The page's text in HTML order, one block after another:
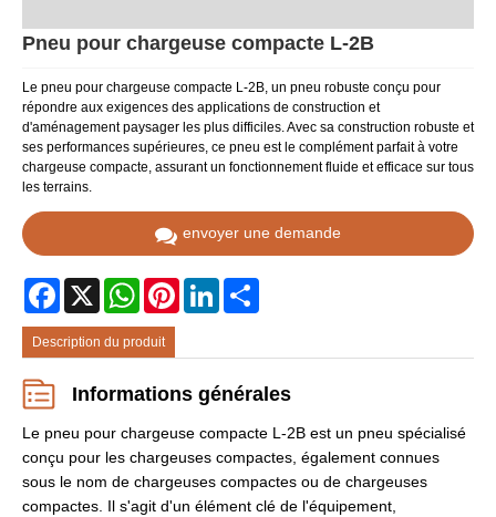
Pneu pour chargeuse compacte L-2B
Le pneu pour chargeuse compacte L-2B, un pneu robuste conçu pour
répondre aux exigences des applications de construction et
d'aménagement paysager les plus difficiles. Avec sa construction robuste et
ses performances supérieures, ce pneu est le complément parfait à votre
chargeuse compacte, assurant un fonctionnement fluide et efficace sur tous
les terrains.
envoyer une demande
Facebook
X WhatsAppPinterestLinkedIn
Description du produit
Informations générales
Le pneu pour chargeuse compacte L-2B est un pneu spécialisé
conçu pour les chargeuses compactes, également connues
sous le nom de chargeuses compactes ou de chargeuses
compactes. Il s'agit d'un élément clé de l'équipement,